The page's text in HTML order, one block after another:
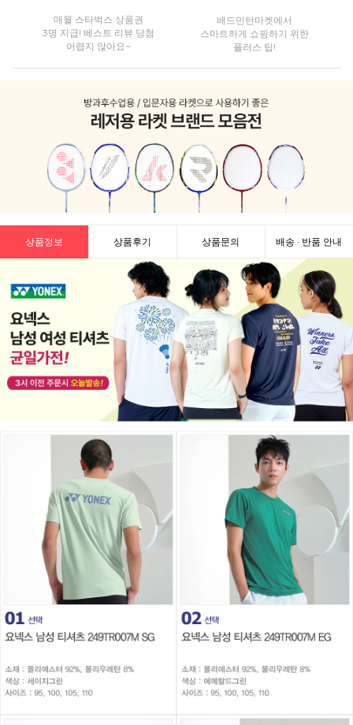
매월 스타벅스 상품권
3명 지급! 베스트 리뷰 당첨
어렵지 않아요~
배드민턴마켓에서
스마트하게 쇼핑하기 위한
플러스 팁!
상품정보 상품후기 상품문의 배송 · 반품 안내